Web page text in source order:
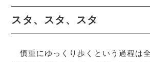
スタ、スタ、スタ
慎重にゆっくり歩くという過程は